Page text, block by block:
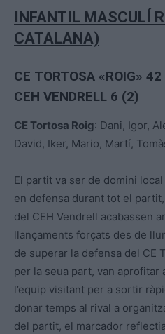
INFANTIL MASCULÍ
CATALANA)
CE TORTOSA «ROIG»
CEH VENDRELL 6 (2)
CE Tortosa Roig: Dani, Igor,
David, Iker, Mario, Martí,
El partit va ser de domini
en defensa durant tot el
del CEH Vendrell acabassen
llançaments forçats des de
de superar la defensa del CE
per la seua part, van
l’equip visitant per a sortir
donar temps al rival a
del partit, el marcador